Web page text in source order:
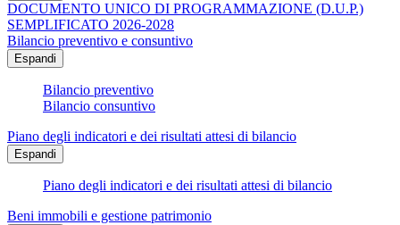
DOCUMENTO UNICO DI PROGRAMMAZIONE (D.U.P.)
SEMPLIFICATO 2026-2028
Bilancio preventivo e consuntivo
Espandi
Bilancio preventivo
Bilancio consuntivo
Piano degli indicatori e dei risultati attesi di bilancio
Espandi
Piano degli indicatori e dei risultati attesi di bilancio
Beni immobili e gestione patrimonio